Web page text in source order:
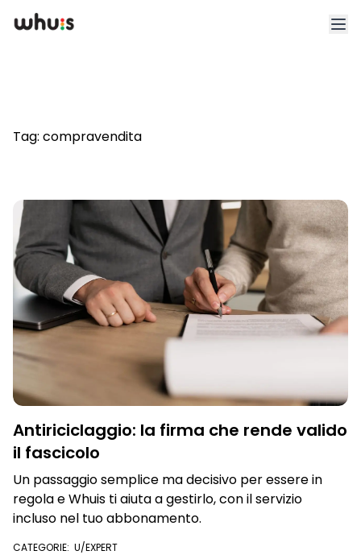
Blog
App
Whuis per lo sport
Accedi Registrati
Tag: compravendita
Antiriciclaggio: la firma che rende valido
il fascicolo
Un passaggio semplice ma decisivo per essere in
regola e Whuis ti aiuta a gestirlo, con il servizio
incluso nel tuo abbonamento.
CATEGORIE: U/EXPERT